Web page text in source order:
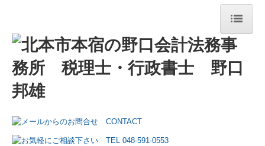
トップページ
事務所紹介
経営理念
交通案内